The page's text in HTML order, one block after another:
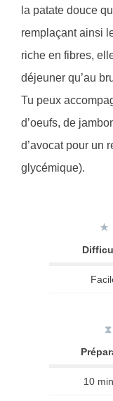
la patate douce
remplaçant ainsi
riche en fibres,
déjeuner qu’au
Tu peux
d’oeufs, de
d’avocat pour un
glycémique).
★
⧗
10